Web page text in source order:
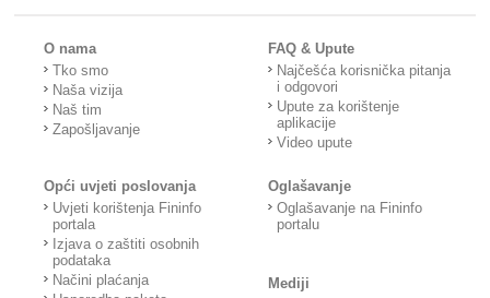
O nama
Tko smo
Naša vizija
Naš tim
Zapošljavanje
FAQ & Upute
Najčešća korisnička pitanja
i odgovori
Upute za korištenje
aplikacije
Video upute
Opći uvjeti poslovanja
Uvjeti korištenja Fininfo
portala
Izjava o zaštiti osobnih
podataka
Načini plaćanja
Oglašavanje
Oglašavanje na Fininfo
portalu
Mediji